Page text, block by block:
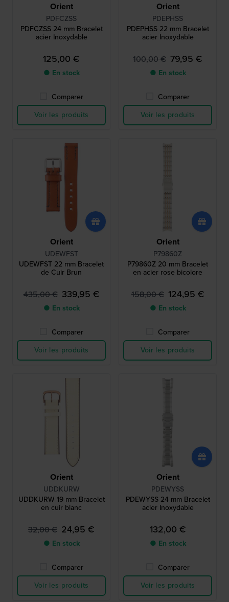
Orient
PDFCZSS
PDFCZSS 24 mm Bracelet
acier Inoxydable
125,00 €
● En stock
Comparer
Voir les produits
Orient
PDEPHSS
PDEPHSS 22 mm Bracelet
acier Inoxydable
100,00 € 79,95 €
● En stock
Comparer
Voir les produits
Orient
UDEWFST
UDEWFST 22 mm Bracelet
de Cuir Brun
435,00 € 339,95 €
● En stock
Comparer
Voir les produits
Orient
P79860Z
P79860Z 20 mm Bracelet
en acier rose bicolore
158,00 € 124,95 €
● En stock
Comparer
Voir les produits
Orient
UDDKURW
UDDKURW 19 mm Bracelet
en cuir blanc
32,00 € 24,95 €
● En stock
Comparer
Voir les produits
Orient
PDEWYSS
PDEWYSS 24 mm Bracelet
acier Inoxydable
132,00 €
● En stock
Comparer
Voir les produits